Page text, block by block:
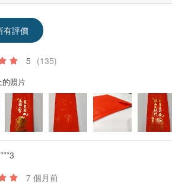
有評價
5 (135)
的照片
7 個月前